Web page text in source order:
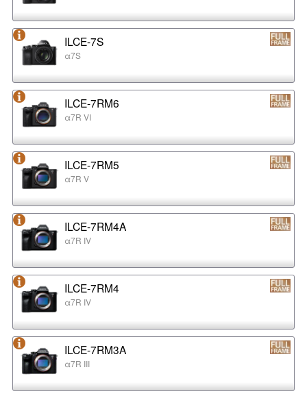
ILCE-7S
α7S
ILCE-7RM6
α7R VI
ILCE-7RM5
α7R V
ILCE-7RM4A
α7R IV
ILCE-7RM4
α7R IV
ILCE-7RM3A
α7R III